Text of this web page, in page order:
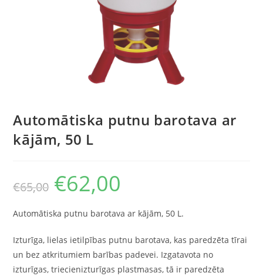
Automātiska putnu barotava ar
kājām, 50 L
€65,00 €62,00
Automātiska putnu barotava ar kājām, 50 L.
Izturīga, lielas ietilpības putnu barotava, kas paredzēta tīrai
un bez atkritumiem barības padevei. Izgatavota no
izturīgas, triecienizturīgas plastmasas, tā ir paredzēta